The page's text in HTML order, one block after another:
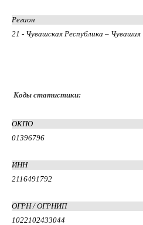
Регион
21 - Чувашская Республика – Чувашия
Коды статистики:
ОКПО
01396796
ИНН
2116491792
ОГРН / ОГРНИП
1022102433044